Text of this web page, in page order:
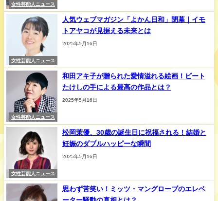
女性芸能人ニュース
女性芸能人ニュース
人気ウェブマガジン「よかん日和」閉幕｜イモ
トアヤコが見据える未来とは
2025年5月16日
女性芸能人ニュース
和田アキ子が贈られた愛情溢れる絵画！ビート
たけしの手による最高の作品とは？
2025年5月16日
女性芸能人ニュース
松岡茉優、30歳の誕生日に祝福される！結婚と
妊娠のダブルハッピーな瞬間
2025年5月16日
思わず苦笑い！ミッツ・マングローブのエレベ